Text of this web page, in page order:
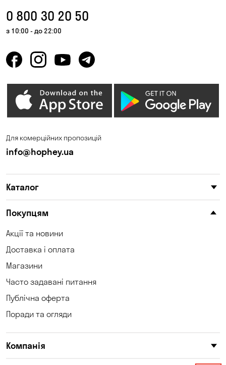
Олександрівка
Борщагівка
Погреби
Пухівка Піщанка
Самар
Сонячне
0 800 30 20 50
з 10:00 - до 22:00
Для комерційних пропозицій
info@hophey.ua
Каталог
Покупцям
Акції та новини
Доставка і оплата
Магазини
Часто задавані питання
Публічна оферта
Поради та огляди
Компанія